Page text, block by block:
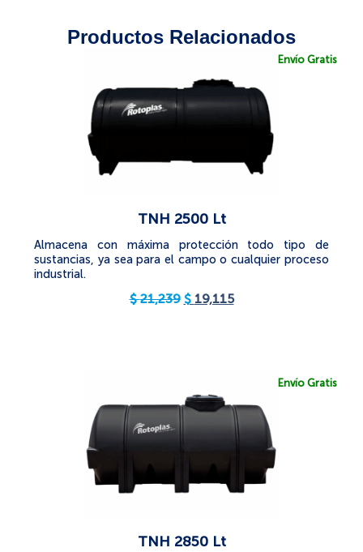
Productos Relacionados
Envío Gratis
TNH 2500 Lt
Almacena con máxima protección todo tipo de
sustancias, ya sea para el campo o cualquier proceso
industrial.
$21,239 $ 19,115
Envío Gratis
TNH 2850 Lt